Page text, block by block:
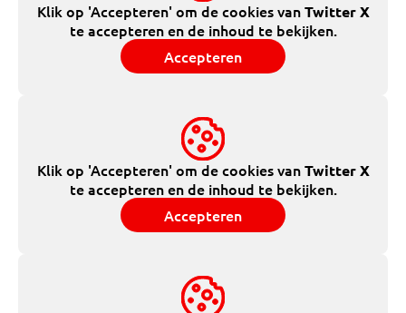
Klik op 'Accepteren' om de cookies vanTwitter X
te accepteren en de inhoud te bekijken.
Accepteren
Klik op 'Accepteren' om de cookies vanTwitter X
te accepteren en de inhoud te bekijken.
Accepteren